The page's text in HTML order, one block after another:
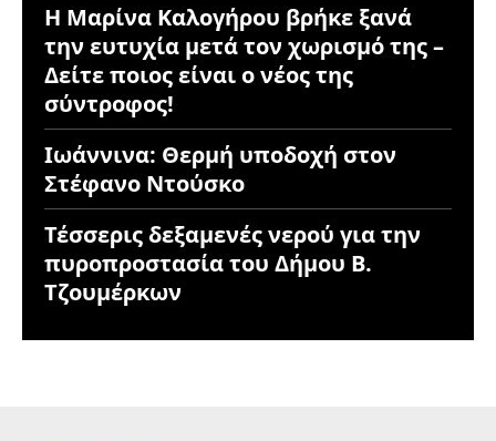
Η Μαρίνα Καλογήρου βρήκε ξανά
την ευτυχία μετά τον χωρισμό της –
Δείτε ποιος είναι ο νέος της
σύντροφος!
Ιωάννινα: Θερμή υποδοχή στον
Στέφανο Ντούσκο
Τέσσερις δεξαμενές νερού για την
πυροπροστασία του Δήμου Β.
Τζουμέρκων